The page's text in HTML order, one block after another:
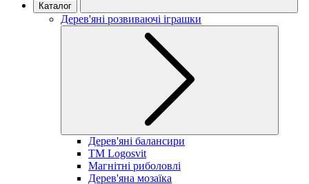
Каталог
Дерев'яні розвиваючі іграшки
Дерев'яні балансири
TM Logosvit
Магнітні риболовлі
Дерев'яна мозаїка